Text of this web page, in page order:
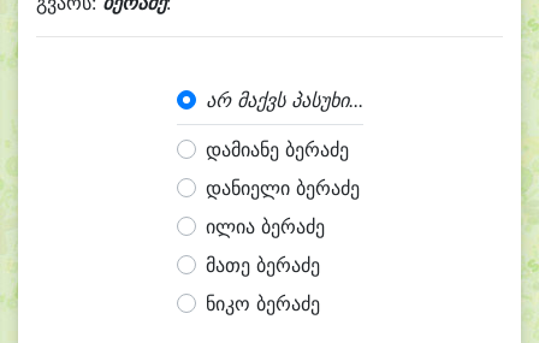
არ მაქვს პასუხი...
დამიანე ბერაძე
დანიელი ბერაძე
ილია ბერაძე
მათე ბერაძე
ნიკო ბერაძე